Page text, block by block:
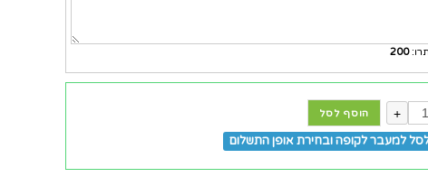
200
+ הוסף לסל
למעבר לקופה ובחירת אופן התשלום